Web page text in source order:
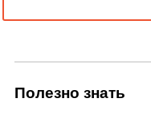
Полезно знать